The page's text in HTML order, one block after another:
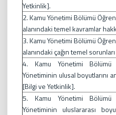
Yetkinlik].
2. Kamu Yönetimi Bölümü
alanındaki temel kavramlar
3. Kamu Yönetimi Bölümü
alanındaki çağın temel
4. Kamu Yönetimi Bölümü
Yönetiminin ulusal boyutlarını
[Bilgi ve Yetkinlik].
5. Kamu Yönetimi Bölümü
Yönetiminin uluslararası